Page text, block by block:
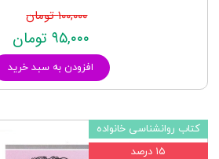
۱۰۰,۰۰۰ تومان
۹۵,۰۰۰ تومان
افزودن به سبد خرید
کتاب روانشناسی خانواده
۱۵ درصد